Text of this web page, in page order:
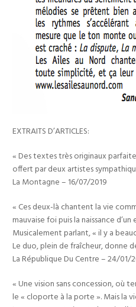
EXTRAITS D’ARTICLES:
« Des textes très originaux
offert par deux artistes
La Montagne – 16/07/2019
« Ces deux-là chantent la vie
mauvaise foi puis la naissance
Musicalement parlant, « il y a
Le duo, plein de fraîcheur, donne
La République Du Centre – 24/01/
« Une vision sans concession, où
le « cloporte à la porte ». Mais la